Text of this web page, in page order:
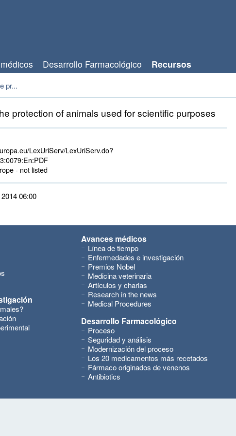
Desarrollo Farmacológico Recursos
pr...
protection of animals used for scientific purposes
LexUriServ/LexUriServ.do?
- not listed
06:00
Avances médicos
Línea de tiempo
Enfermedades e investigación
Premios Nobel
Medicina veterinaria
Artículos y charlas
Research in the news
Medical Procedures
Desarrollo Farmacológico
Proceso
Seguridad y análisis
Modernización del proceso
Los 20 medicamentos más recetados
Fármaco originados de venenos
Antibiotics